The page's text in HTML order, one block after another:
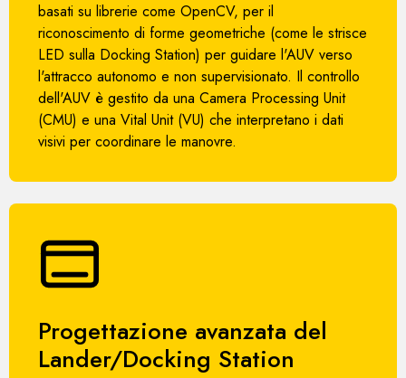
basati su librerie come OpenCV, per il
riconoscimento di forme geometriche (come le strisce
LED sulla Docking Station) per guidare l'AUV verso
l'attracco autonomo e non supervisionato. Il controllo
dell'AUV è gestito da una Camera Processing Unit
(CMU) e una Vital Unit (VU) che interpretano i dati
visivi per coordinare le manovre.
Progettazione avanzata del
Lander/Docking Station